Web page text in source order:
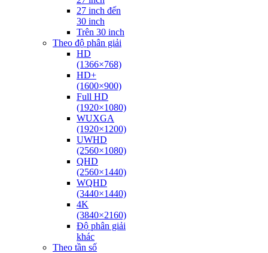
27 inch đến
30 inch
Trên 30 inch
Theo độ phân giải
HD
(1366×768)
HD+
(1600×900)
Full HD
(1920×1080)
WUXGA
(1920×1200)
UWHD
(2560×1080)
QHD
(2560×1440)
WQHD
(3440×1440)
4K
(3840×2160)
Độ phân giải
khác
Theo tần số